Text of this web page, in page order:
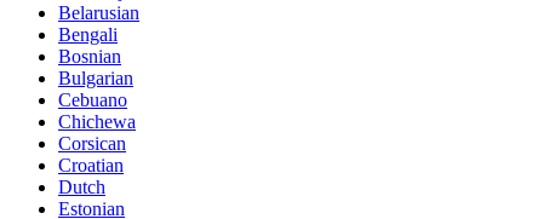
Belarusian
Bengali
Bosnian
Bulgarian
Cebuano
Chichewa
Corsican
Croatian
Dutch
Estonian